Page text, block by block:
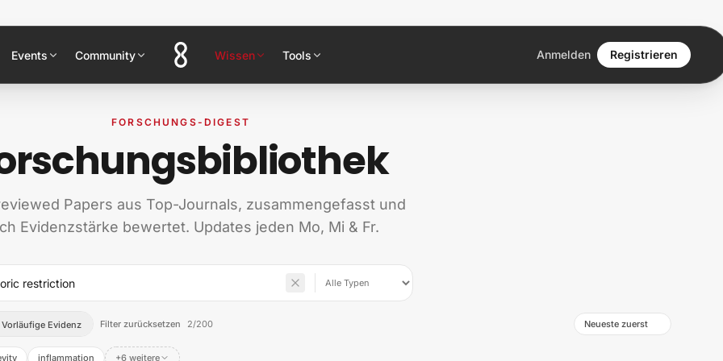
Events Community Wissen Tools Anmelden Registrieren
FORSCHUNGS-DIGEST
Papers aus Top-Journals, zusammengefasst und
Evidenzstärke bewertet. Updates jeden Mo, Mi & Fr.
Vorläufige Evidenz Filter zurücksetzen 2/200
inflammation +6 weitere